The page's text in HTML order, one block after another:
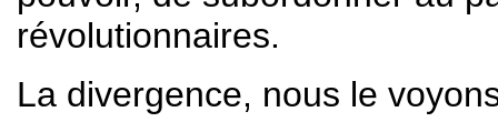
révolutionnaires.
La divergence, nous le